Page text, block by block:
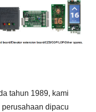
tahun 1989, kami
dipacu